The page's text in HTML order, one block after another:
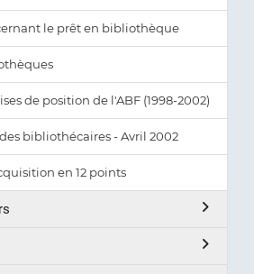
le prêt en bibliothèque
de position de l'ABF (1998-2002)
bibliothécaires - Avril 2002
en 12 points